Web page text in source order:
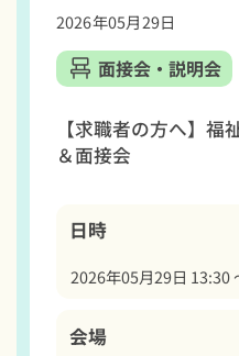
2026年05月29日
【求職者の方へ】
＆面接会
面接会・説明会
日時
2026年05月29日 13:30
会場